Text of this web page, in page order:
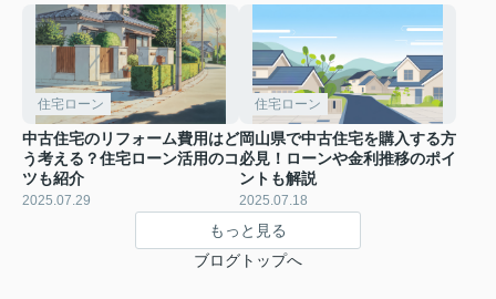
住宅ローン
中古住宅のリフォーム費用はど
う考える？住宅ローン活用のコ
ツも紹介
2025.07.29
住宅ローン
岡山県で中古住宅を購入する方
必見！ローンや金利推移のポイ
ントも解説
2025.07.18
もっと見る
ブログトップへ